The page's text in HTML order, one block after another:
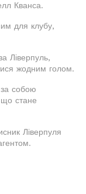
Кванса.
для клубу,
Ліверпуль,
жодним голом.
собою
що стане
Ліверпуля